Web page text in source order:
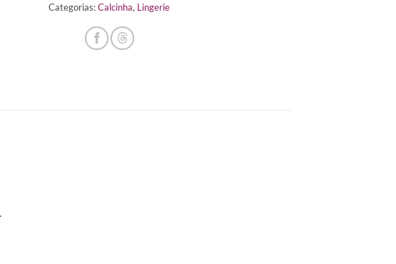
Categorias:Calcinha, Lingerie